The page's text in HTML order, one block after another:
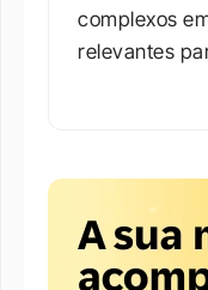
complexos
relevantes